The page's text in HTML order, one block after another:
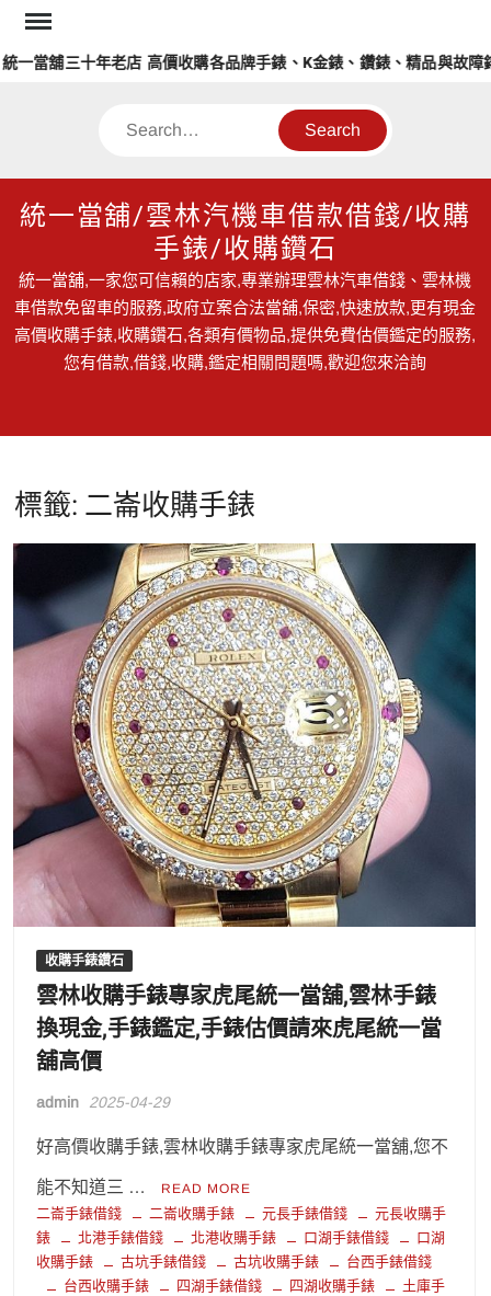
Skip
content
舖三十年老店 高價收購各品牌手錶、K金錶、鑽錶、精品與故障錶
Search
統一當舖/雲林汽機車借款借錢/收購
手錶/收購鑽石
統一當舖,一家您可信賴的店家,專業辦理雲林汽車借錢、雲林機
車借款免留車的服務,政府立案合法當舖,保密,快速放款,更有現金
高價收購手錶,收購鑽石,各類有價物品,提供免費估價鑑定的服務,
您有借款,借錢,收購,鑑定相關問題嗎,歡迎您來洽詢
標籤: 二崙收購手錶
收購手錶鑽石
雲林收購手錶專家虎尾統一當舖,雲林手錶
換現金,手錶鑑定,手錶估價請來虎尾統一當
舖高價
admin 2025-04-29
好高價收購手錶,雲林收購手錶專家虎尾統一當舖,您不
能不知道三 … READ MORE
二崙手錶借錢 二崙收購手錶 元長手錶借錢
元長收購手
錶
北港手錶借錢 北港收購手錶 口湖手錶借錢
口湖
收購手錶
古坑手錶借錢 古坑收購手錶
台西手錶借錢
台西收購手錶
四湖手錶借錢 四湖收購手錶
土庫手